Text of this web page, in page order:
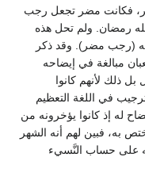
فكانت مضر تجعل رجب
رمضان. ولم تحل هذه
(رجب مضر). وقد ذكر
مبالغة في إيضاحه
ذلك لأنهم كانوا
في اللغة التعظيم
له إذ كانوا يؤخرونه من
به، فبين لهم أنه الشهر
على حساب النَّسيء